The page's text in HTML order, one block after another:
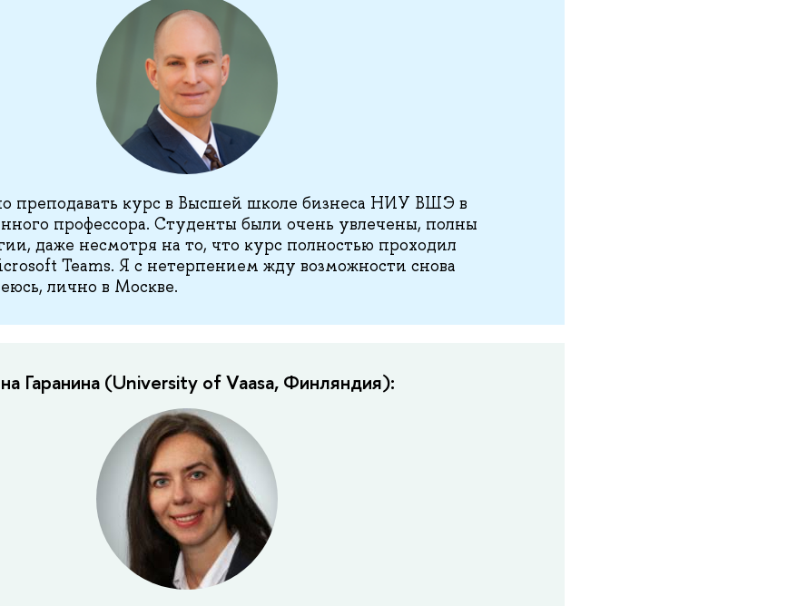
преподавать курс в Высшей школе бизнеса НИУ ВШЭ в
профессора. Студенты были очень увлечены, полны
даже несмотря на то, что курс полностью проходил
Teams. Я с нетерпением жду возможности снова
лично в Москве.
Гаранина (University of Vaasa, Финляндия):